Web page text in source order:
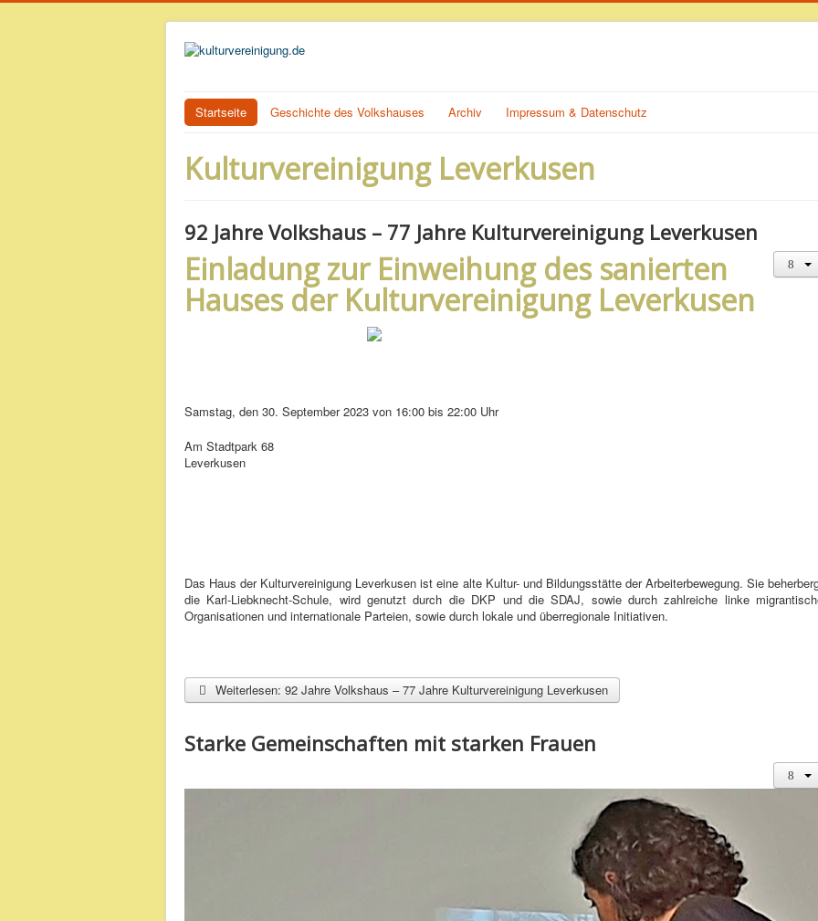
Startseite Geschichte des Volkshauses Archiv Impressum & Datenschutz
Kulturvereinigung Leverkusen
92 Jahre Volkshaus – 77 Jahre Kulturvereinigung Leverkusen
Einladung zur Einweihung des sanierten
Hauses der Kulturvereinigung Leverkusen
Samstag, den 30. September 2023 von 16:00 bis 22:00 Uhr
Am Stadtpark 68
Leverkusen
Das Haus der Kulturvereinigung Leverkusen ist eine alte Kultur- und Bildungsstätte der Arbeiterbewegung. Sie
die Karl-Liebknecht-Schule, wird genutzt durch die DKP und die SDAJ, sowie durch zahlreiche linke
Organisationen und internationale Parteien, sowie durch lokale und überregionale Initiativen.
Weiterlesen: 92 Jahre Volkshaus – 77 Jahre Kulturvereinigung Leverkusen
Starke Gemeinschaften mit starken Frauen